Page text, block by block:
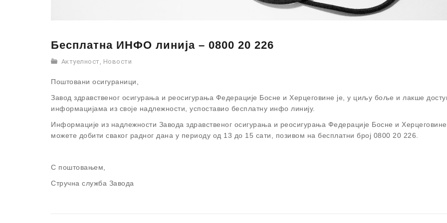
Бесплатна ИНФО линија – 0800 20 226
Актуелност Новости
Поштовани осигураници,
Завод здравственог осигурања и реосигурања Федерације Босне и Херцеговине је, у циљу боље и лакше
информацијама из своје надлежности, успоставио бесплатну инфо линију.
Информације из надлежности Завода здравственог осигурања и реосигурања Федерације Босне и Херцеговине
можете добити сваког радног дана у периоду од 13 до 15 сати, позивом на бесплатни број 0800 20 226.
С поштовањем,
Стручна служба Завода